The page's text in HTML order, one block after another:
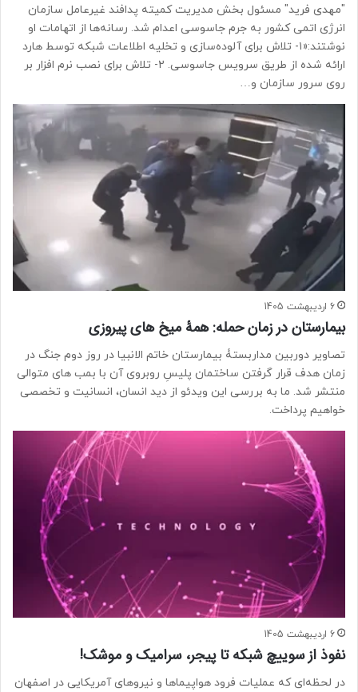
"مهدی فرید" مسئول بخش مدیریت کمیته پدافند غیرعامل سازمان
انرژی اتمی کشور به جرم جاسوسی اعدام شد. رسانه‌ها از اتهامات او
نوشتند:«۱- تلاش برای آلوده‌سازی و تخلیه اطلاعات شبکه توسط هارد
ارائه شده از طریق سرویس جاسوسی. ۲- تلاش برای نصب نرم افزار بر
روی سرور سازمان و…
6 اردیبهشت 1405
بیمارستان در زمان حمله: همۀ میخ های پیروزی
تصاویر دوربین مداربستۀ بیمارستان خاتم الانبیا در روز دوم جنگ در
زمان هدف قرار گرفتن ساختمان پلیسِ روبروی آن با بمب های متوالی
منتشر شد. ما به بررسی این ویدئو از دید انسان، انسانیت و تخصصی
خواهیم پرداخت.
6 اردیبهشت 1405
نفوذ از سوییچ شبکه تا پیجر، سرامیک‌ و موشک!
در لحظه‌ای که عملیات فرود هواپیماها و نیروهای آمریکایی در اصفهان